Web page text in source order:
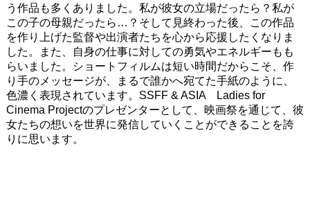
う作品も多くありました。私が彼女の立場だったら？私が
この子の母親だったら…？そして見終わった後、この作品
を作り上げた監督や出演者たちを心から応援したくなりま
した。また、自身の仕事に対しての勇気やエネルギーもも
らいました。ショートフィルムは短い時間だからこそ、作
り手のメッセージが、まるで誰かへ宛てた手紙のように、
色濃く表現されています。SSFF & ASIA Ladies for
Cinema Projectのプレゼンターとして、映画祭を通じて、彼
女たちの想いを世界に発信していくことができることを誇
りに思います。